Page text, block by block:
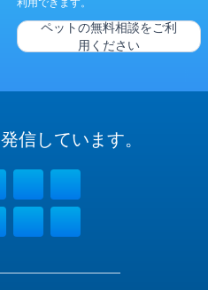
利用できます。
ペットの無料相談をご利
用ください
発信しています。